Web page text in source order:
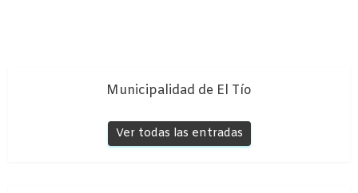
Municipalidad de El Tío
Ver todas las entradas